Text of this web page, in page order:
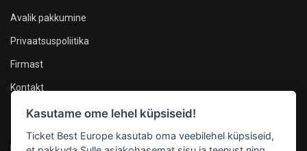
Avalik pakkumine
Privaatsuspoliitika
Firmast
Kontakt
Oleme sotsiaalmeedias
Kasutame ome lehel küpsiseid!
Ticket Best Europe kasutab oma veebilehel küpsiseid,